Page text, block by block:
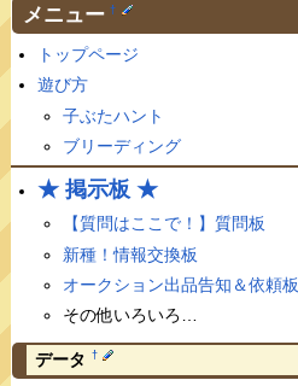
メニュー †
トップページ
遊び方
子ぶたハント
ブリーディング
★ 掲示板 ★
【質問はここで！】質問板
新種！情報交換板
オークション出品告知＆依頼板
その他いろいろ…
データ †